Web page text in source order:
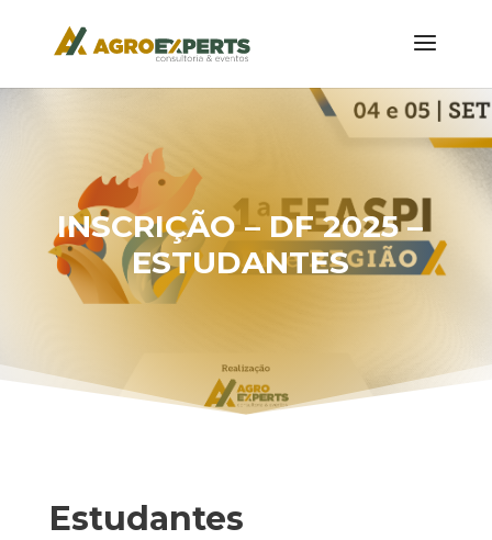
INSCRIÇÃO – DF 2025 –
ESTUDANTES
Estudantes